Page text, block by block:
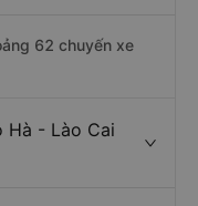
62 chuyến xe
Hà - Lào Cai